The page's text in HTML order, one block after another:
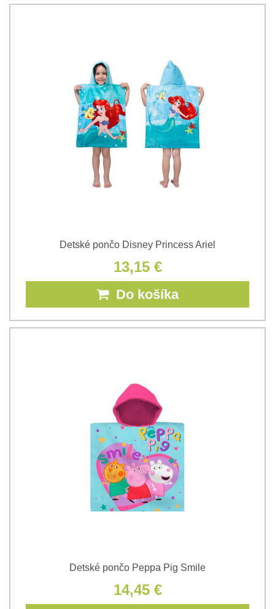
Detské pončo Disney Princess Ariel
13,15 €
Do košíka
Detské pončo Peppa Pig Smile
14,45 €